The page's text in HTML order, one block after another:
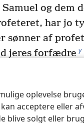
oplevelse
acceptere eller
blive solgt eller
og dem
har jo
sønner af
jeres forfædre y
afkom vil alle
først til jer æ
enkelt af jer